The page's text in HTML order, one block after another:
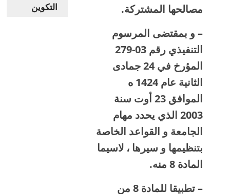
التكوين
مصالحها المشتركة.
– و بمقتضى المرسوم
التنفيذي رقم 03-279
المؤرخ في 24 جمادى
الثانية عام 1424 ه
الموافق 23 أوت سنة
2003 الذي يحدد مهام
الجامعة و القواعد الخاصة
بتنظيمها و سيرها ، لاسيما
المادة 8 منه.
– تطبيقا للمادة 8 من